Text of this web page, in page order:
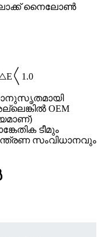
നൈലോൺ
〱1.0
OEM
ടീമും
സംവിധാനവും